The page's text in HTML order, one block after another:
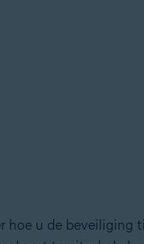
hoe u de beveiliging